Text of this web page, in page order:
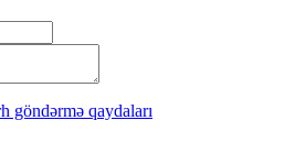
göndərmə qaydaları